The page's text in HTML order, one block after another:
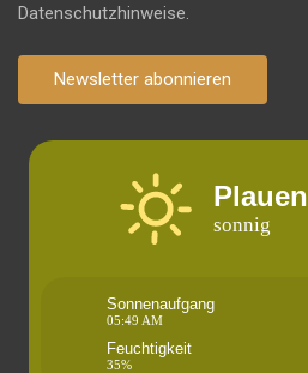
Datenschutzhinweise.
Newsletter abonnieren
Plauen
sonnig
Sonnenaufgang
05:49 AM
Feuchtigkeit
35%